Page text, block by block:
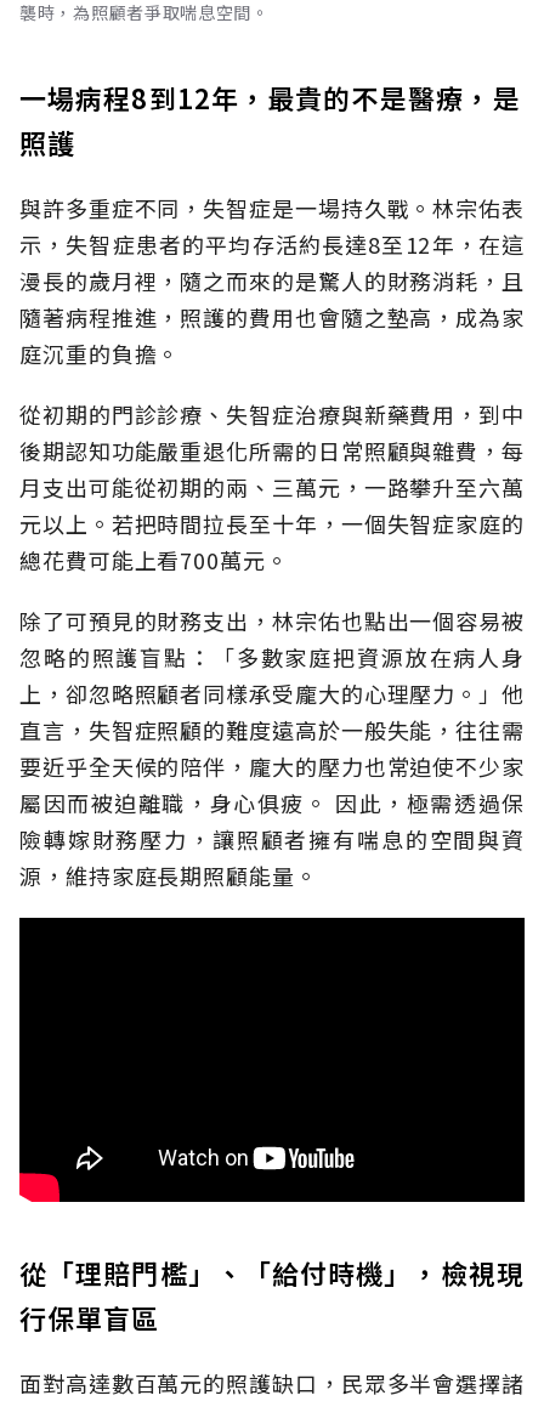
襲時，為照顧者爭取喘息空間。
一場病程8到12年，最貴的不是醫療，是
照護
與許多重症不同，失智症是一場持久戰。林宗佑表
示，失智症患者的平均存活約長達8至12年，在這
漫長的歲月裡，隨之而來的是驚人的財務消耗，且
隨著病程推進，照護的費用也會隨之墊高，成為家
庭沉重的負擔。
從初期的門診診療、失智症治療與新藥費用，到中
後期認知功能嚴重退化所需的日常照顧與雜費，每
月支出可能從初期的兩、三萬元，一路攀升至六萬
元以上。若把時間拉長至十年，一個失智症家庭的
總花費可能上看700萬元。
除了可預見的財務支出，林宗佑也點出一個容易被
忽略的照護盲點：「多數家庭把資源放在病人身
上，卻忽略照顧者同樣承受龐大的心理壓力。」他
直言，失智症照顧的難度遠高於一般失能，往往需
要近乎全天候的陪伴，龐大的壓力也常迫使不少家
屬因而被迫離職，身心俱疲。 因此，極需透過保
險轉嫁財務壓力，讓照顧者擁有喘息的空間與資
源，維持家庭長期照顧能量。
從「理賠門檻」、「給付時機」，檢視現
行保單盲區
面對高達數百萬元的照護缺口，民眾多半會選擇諸